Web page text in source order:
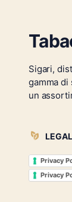
Sigari,
gamma
un
LEGAL
Privacy
Privacy